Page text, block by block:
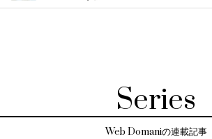
Series
Web Domaniの連載記事